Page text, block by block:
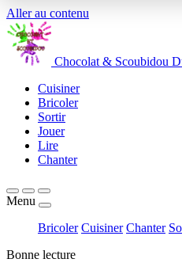
Aller au contenu
Chocolat & Scoubidou
Cuisiner
Bricoler
Sortir
Jouer
Lire
Chanter
Menu
Bricoler Cuisiner Chanter
Bonne lecture